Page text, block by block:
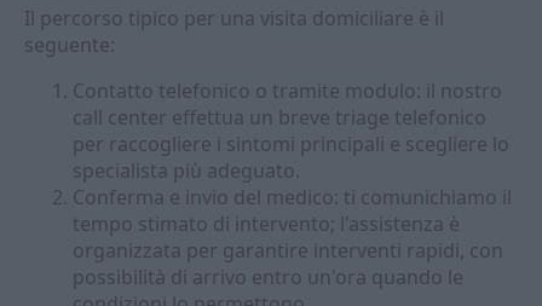
Il percorso tipico per una visita domiciliare è il
seguente:
Contatto telefonico o tramite modulo: il nostro
call center effettua un breve triage telefonico
per raccogliere i sintomi principali e scegliere lo
specialista più adeguato.
Conferma e invio del medico: ti comunichiamo il
tempo stimato di intervento; l'assistenza è
organizzata per garantire interventi rapidi, con
possibilità di arrivo entro un'ora quando le